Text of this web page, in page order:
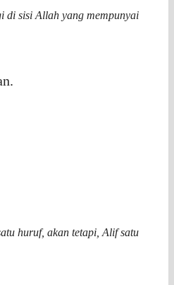
di sisi Allah yang mempunyai
huruf, akan tetapi, Alif satu